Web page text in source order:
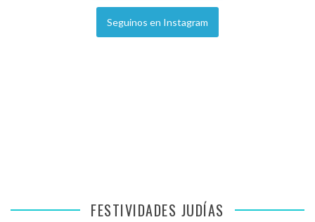
Seguinos en Instagram
FESTIVIDADES JUDÍAS